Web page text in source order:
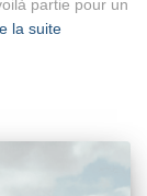
partie pour un
la suite